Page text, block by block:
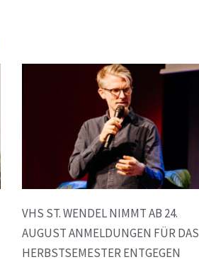
VHS ST. WENDEL NIMMT AB 24.
AUGUST ANMELDUNGEN FÜR DAS
HERBSTSEMESTER ENTGEGEN